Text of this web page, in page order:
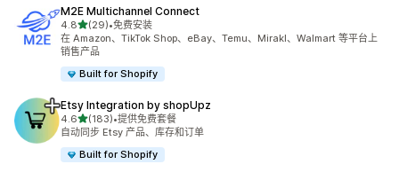
M2E Multichannel Connect
4.8星（满分 5 星）
(29)
总共 29 条评论
•免费安装
在 Amazon、TikTok Shop、eBay、Temu、Mirakl、Walmart 等平台上
销售产品
Built for Shopify
Etsy Integration by shopUpz
4.6星（满分 5 星）
(183)
总共 183 条评论
•提供免费套餐
自动同步 Etsy 产品、库存和订单
Built for Shopify